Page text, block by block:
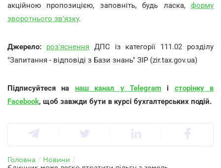
акційною пропозицією, заповніть, будь ласка, форму
зворотнього зв'язку.
Джерело: роз'яснення
ДПС із категорії 111.02 розділу
"Запитання - відповіді з Бази знань" ЗІР (zir.tax.gov.ua)
Підписуйтеся на наш канал у Telegramі сторінку в
Facebook, щоб завжди бути в курсі бухгалтерських подій.
Головна / Новини /